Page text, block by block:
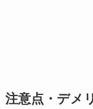
注意点・デメ